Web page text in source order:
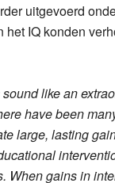
uitgevoerd
het IQ konden
sound like an
have been
large, lasting
When gains in